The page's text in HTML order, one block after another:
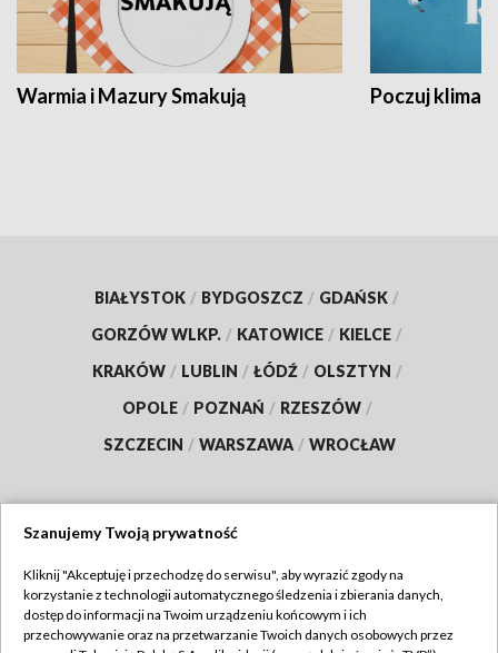
Warmia i Mazury Smakują Poczuj klimat
BIAŁYSTOK / BYDGOSZCZ / GDAŃSK /
GORZÓW WLKP. / KATOWICE / KIELCE /
KRAKÓW / LUBLIN / ŁÓDŹ / OLSZTYN /
OPOLE / POZNAŃ / RZESZÓW /
SZCZECIN / WARSZAWA / WROCŁAW
TVP
Abonament TVP
Regulamin TVP
Szanujemy Twoją prywatność
Kliknij "Akceptuję i przechodzę do serwisu", aby wyrazić zgody na
korzystanie z technologii automatycznego śledzenia i zbierania danych,
dostęp do informacji na Twoim urządzeniu końcowym i ich
przechowywanie oraz na przetwarzanie Twoich danych osobowych przez